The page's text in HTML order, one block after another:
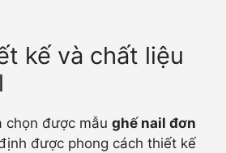
kế và chất liệu
chọn được mẫu ghế nail đơn
được phong cách thiết kế